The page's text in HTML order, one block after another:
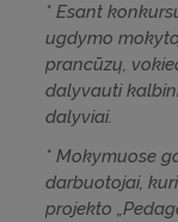
* Esant
ugdymo
prancūzų,
dalyvauti
dalyviai.
* Mokymuose
darbuotojai,
projekto